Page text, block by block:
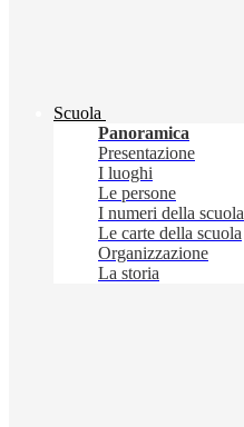
Scuola
Panoramica
Presentazione
I luoghi
Le persone
I numeri della scuola
Le carte della scuola
Organizzazione
La storia